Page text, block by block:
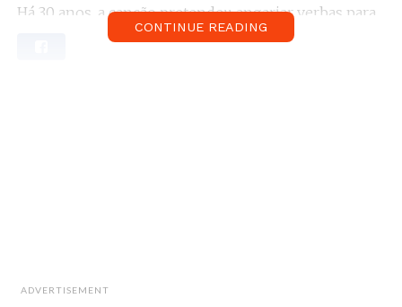
Há 30 anos, a canção pretendeu angariar verbas para
lutar contra a fome na Etiópia. Desta vez, a missão é
CONTINUE READING
ADVERTISEMENT